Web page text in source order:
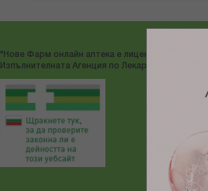
"Нове Фарм онлайн аптека е лицензирана от
Изпълнителната Агенция по Лекарствата"